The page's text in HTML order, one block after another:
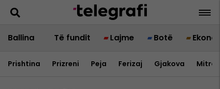
Ballina Të fundit Lajme Botë
Prishtina Prizreni Peja Ferizaj Gjakova